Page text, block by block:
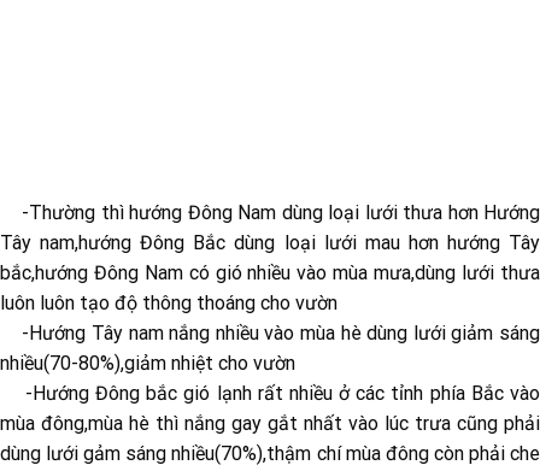
-Thường thì hướng Đông Nam dùng loại lưới thưa hơn Hướng
Tây nam,hướng Đông Bắc dùng loại lưới mau hơn hướng Tây
bắc,hướng Đông Nam có gió nhiều vào mùa mưa,dùng lưới thưa
luôn luôn tạo độ thông thoáng cho vườn
-Hướng Tây nam nắng nhiều vào mùa hè dùng lưới giảm sáng
nhiều(70-80%),giảm nhiệt cho vườn
-Hướng Đông bắc gió lạnh rất nhiều ở các tỉnh phía Bắc vào
mùa đông,mùa hè thì nắng gay gắt nhất vào lúc trưa cũng phải
dùng lưới gảm sáng nhiều(70%),thậm chí mùa đông còn phải che